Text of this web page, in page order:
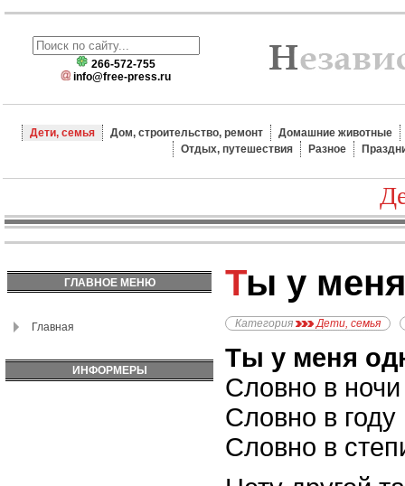
266-572-755
info@free-press.ru
Дети, семья Дом, строительство, ремонт
Домашние животные
Отдых, путешествия
Разное
ГЛАВНОЕ МЕНЮ
Главная
ИНФОРМЕРЫ
Ты у
Категория Дети, семья
Ты у меня
Словно в
Словно в году
Словно в